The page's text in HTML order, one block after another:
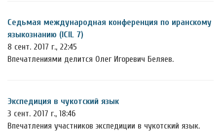
Седьмая международная конференция по иранскому
языкознанию (ICIL 7)
8 сент. 2017 г., 22:45
Впечатлениями делится Олег Игоревич Беляев.
Экспедиция в чукотский язык
3 сент. 2017 г., 18:46
Впечатления участников экспедиции в чукотский язык.